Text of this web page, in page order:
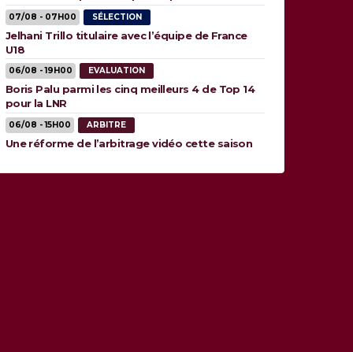
animaux”
07/08 - 07H00 SÉLECTION
Jelhani Trillo titulaire avec l’équipe de France
U18
06/08 - 19H00 EVALUATION
Boris Palu parmi les cinq meilleurs 4 de Top 14
pour la LNR
06/08 - 15H00 ARBITRE
Une réforme de l’arbitrage vidéo cette saison